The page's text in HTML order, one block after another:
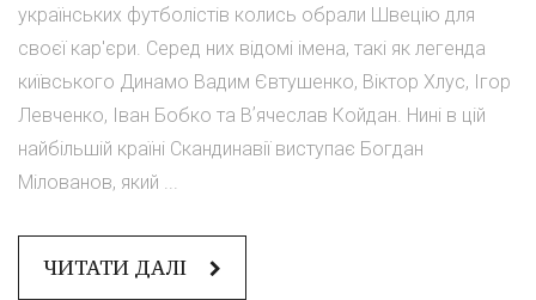
українських футболістів колись обрали Швецію для
своєї кар'єри. Серед них відомі імена, такі як легенда
київського Динамо Вадим Євтушенко, Віктор Хлус, Ігор
Левченко, Іван Бобко та Вʼячеслав Койдан. Нині в цій
найбільшій країні Скандинавії виступає Богдан
Мілованов, який ...
ЧИТАТИ ДАЛІ